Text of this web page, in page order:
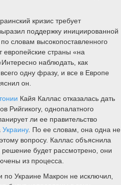
кризис требует
поддержку инициированной
словам высокопоставленного
европейские страны «на
наблюдать, как
одну фразу, и все в Европе
он.
Кайя Каллас отказалась дать
Рийгикогу, однопалатного
ли ее правительство
Украину. По ее словам, она одна не
вопросу. Каллас объяснила
решение будет рассмотрено, они
из процесса.
Украине Макрон не исключил,